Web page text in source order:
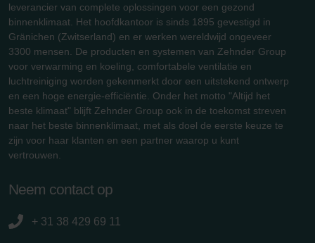
leverancier van complete oplossingen voor een gezond
binnenklimaat. Het hoofdkantoor is sinds 1895 gevestigd in
Gränichen (Zwitserland) en er werken wereldwijd ongeveer
3300 mensen. De producten en systemen van Zehnder Group
voor verwarming en koeling, comfortabele ventilatie en
luchtreiniging worden gekenmerkt door een uitstekend ontwerp
en een hoge energie-efficiëntie. Onder het motto "Altijd het
beste klimaat" blijft Zehnder Group ook in de toekomst streven
naar het beste binnenklimaat, met als doel de eerste keuze te
zijn voor haar klanten en een partner waarop u kunt
vertrouwen.
Neem contact op
+ 31 38 429 69 11